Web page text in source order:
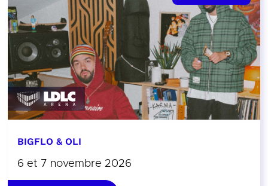
BIGFLO & OLI
6 et 7 novembre 2026